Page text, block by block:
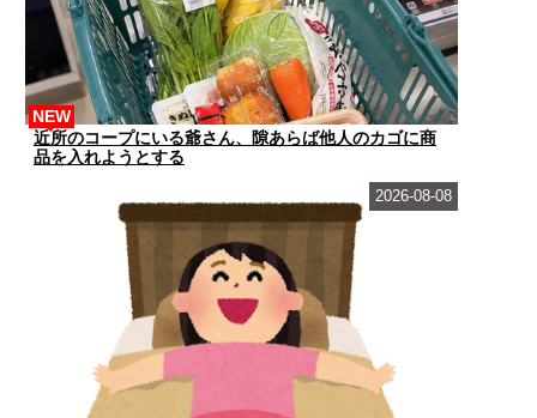
近所のコープにいる爺さん、隙あらば他人のカゴに商
品を入れようとする
NEW
2026-08-08